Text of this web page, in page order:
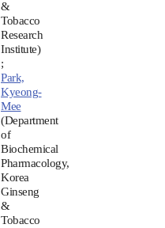
&
Tobacco
Research
Institute)
;
Park,
Kyeong-
Mee
(Department
of
Biochemical
Pharmacology,
Korea
Ginseng
&
Tobacco